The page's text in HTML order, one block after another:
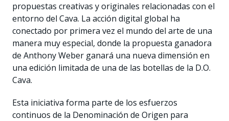
propuestas creativas y originales relacionadas con el
entorno del Cava. La acción digital global ha
conectado por primera vez el mundo del arte de una
manera muy especial, donde la propuesta ganadora
de Anthony Weber ganará una nueva dimensión en
una edición limitada de una de las botellas de la D.O.
Cava.
Esta iniciativa forma parte de los esfuerzos
continuos de la Denominación de Origen para